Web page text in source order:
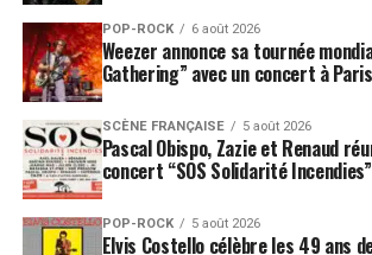
POP-ROCK 6 août 2026
Weezer annonce sa tournée
Gathering” avec un concert à Paris
SCÈNE FRANÇAISE 5 août 2026
Pascal Obispo, Zazie et Renaud
concert “SOS Solidarité
POP-ROCK 5 août 2026
Elvis Costello célèbre les 49 ans